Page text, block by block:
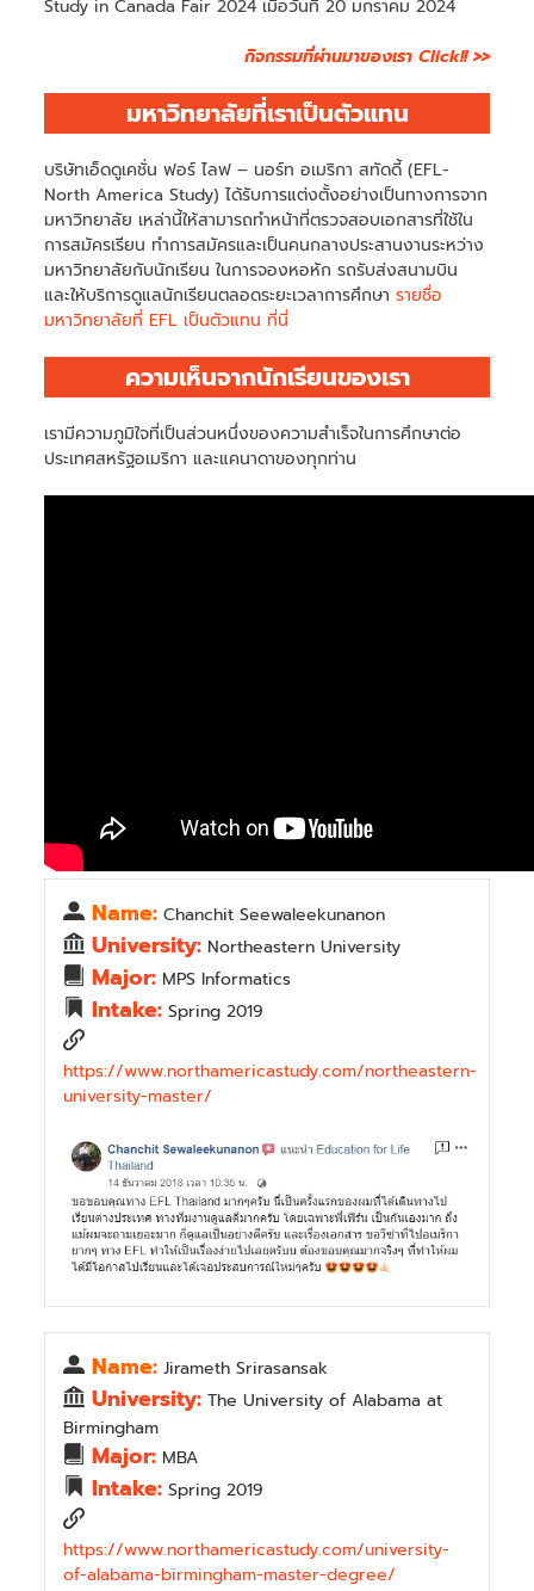
Study in Canada Fair 2024 เมื่อวันที่ 20 มกราคม 2024
กิจกรรมที่ผ่านมาของเรา Click!! >>
มหาวิทยาลัยที่เราเป็นตัวแทน
บริษัทเอ็ดดูเคชั่น ฟอร์ ไลฟ – นอร์ท อเมริกา สทัดดี้ (EFL-
North America Study) ได้รับการแต่งตั้งอย่างเป็นทางการจาก
มหาวิทยาลัย เหล่านี้ให้สามารถทำหน้าที่ตรวจสอบเอกสารที่ใช้ใน
การสมัครเรียน ทำการสมัครและเป็นคนกลางประสานงานระหว่าง
มหาวิทยาลัยกับนักเรียน ในการจองหอหัก รถรับส่งสนามบิน
และให้บริการดูแลนักเรียนตลอดระยะเวลาการศึกษารายชื่อ
มหาวิทยาลัยที่ EFL เป็นตัวแทน ที่นี่
ความเห็นจากนักเรียนของเรา
เรามีความภูมิใจที่เป็นส่วนหนึ่งของความสำเร็จในการศึกษาต่อ
ประเทศสหรัฐอเมริกา และแคนาดาของทุกท่าน
Name: Chanchit Seewaleekunanon
University: Northeastern University
Major: MPS Informatics
Intake: Spring 2019
https://www.northamericastudy.com/northeastern-
university-master/
Name: Jirameth Srirasansak
University: The University of Alabama at
Birmingham
Major: MBA
Intake: Spring 2019
https://www.northamericastudy.com/university-
of-alabama-birmingham-master-degree/